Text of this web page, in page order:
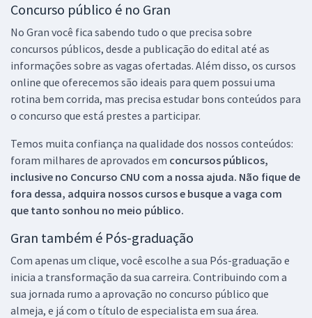
Concurso público é no Gran
No Gran você fica sabendo tudo o que precisa sobre
concursos públicos, desde a publicação do edital até as
informações sobre as vagas ofertadas. Além disso, os cursos
online que oferecemos são ideais para quem possui uma
rotina bem corrida, mas precisa estudar bons conteúdos para
o concurso que está prestes a participar.
Temos muita confiança na qualidade dos nossos conteúdos:
foram milhares de aprovados em concursos públicos,
inclusive no Concurso CNU com a nossa ajuda. Não fique de
fora dessa, adquira nossos cursos e busque a vaga com
que tanto sonhou no meio público.
Gran também é Pós-graduação
Com apenas um clique, você escolhe a sua Pós-graduação e
inicia a transformação da sua carreira. Contribuindo com a
sua jornada rumo a aprovação no concurso público que
almeja, e já com o título de especialista em sua área.